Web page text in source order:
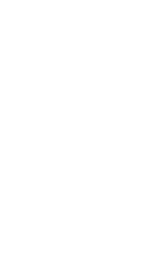
hóa chất độc hại.
từ dầu mỏ